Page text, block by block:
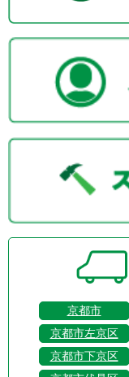
京都市
京都市左京区
京都市下京区